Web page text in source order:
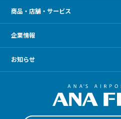
商品・店舗・サービス
企業情報
お知らせ